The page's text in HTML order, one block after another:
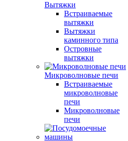
Вытяжки
Встраиваемые
вытяжки
Вытяжки
каминного типа
Островные
вытяжки
Микроволновые печи
Встраиваемые
микроволновые
печи
Микроволновые
печи